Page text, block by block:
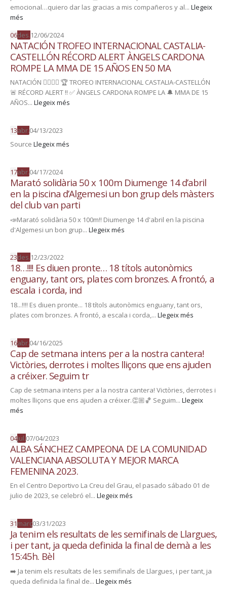
emocional…quiero dar las gracias a mis compañeros y al... Llegeix
més
06des.12/06/2024
NATACIÓN TROFEO INTERNACIONAL CASTALIA-
CASTELLÓN RÉCORD ALERT ÀNGELS CARDONA
ROMPE LA MMA DE 15 AÑOS EN 50 MA
NATACIÓN 🏊‍♀️🏊‍♂️ 🏆 TROFEO INTERNACIONAL CASTALIA-CASTELLÓN
🚨 RÉCORD ALERT ‼️ ✅ ÀNGELS CARDONA ROMPE LA 🔔 MMA DE 15
AÑOS... Llegeix més
13abr.04/13/2023
Source Llegeix més
17abr.04/17/2024
Marató solidària 50 x 100m Diumenge 14 d’abril
en la piscina d’Algemesi un bon grup dels màsters
del club van parti
📣Marató solidària 50 x 100m‼️ Diumenge 14 d'abril en la piscina
d'Algemesi un bon grup... Llegeix més
23des.12/23/2022
18…!!!! Es diuen pronte… 18 títols autonòmics
enguany, tant ors, plates com bronzes. A frontó, a
escala i corda, ind
18...!!!! Es diuen pronte... 18 títols autonòmics enguany, tant ors,
plates com bronzes. A frontó, a escala i corda,... Llegeix més
16abr.04/16/2025
Cap de setmana intens per a la nostra cantera!
Victòries, derrotes i moltes lliçons que ens ajuden
a créixer. Seguim tr
Cap de setmana intens per a la nostra cantera! Victòries, derrotes i
moltes lliçons que ens ajuden a créixer.👏🏼🏀 Seguim... Llegeix
més
04jul.07/04/2023
ALBA SÁNCHEZ CAMPEONA DE LA COMUNIDAD
VALENCIANA ABSOLUTA Y MEJOR MARCA
FEMENINA 2023.
En el Centro Deportivo La Creu del Grau, el pasado sábado 01 de
julio de 2023, se celebró el... Llegeix més
31març03/31/2023
Ja tenim els resultats de les semifinals de Llargues,
i per tant, ja queda definida la final de demà a les
15:45h. Bèl
➡️ Ja tenim els resultats de les semifinals de Llargues, i per tant, ja
queda definida la final de... Llegeix més